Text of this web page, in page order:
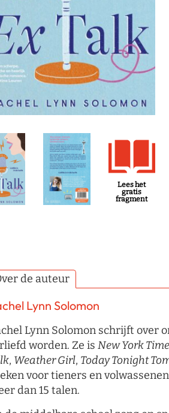
Lees het
gratis
fragment
de auteur
Lynn Solomon
Lynn Solomon schrijft over
worden. Ze is New York
, Weather Girl, Today Tonight
voor tieners en
dan 15 talen.